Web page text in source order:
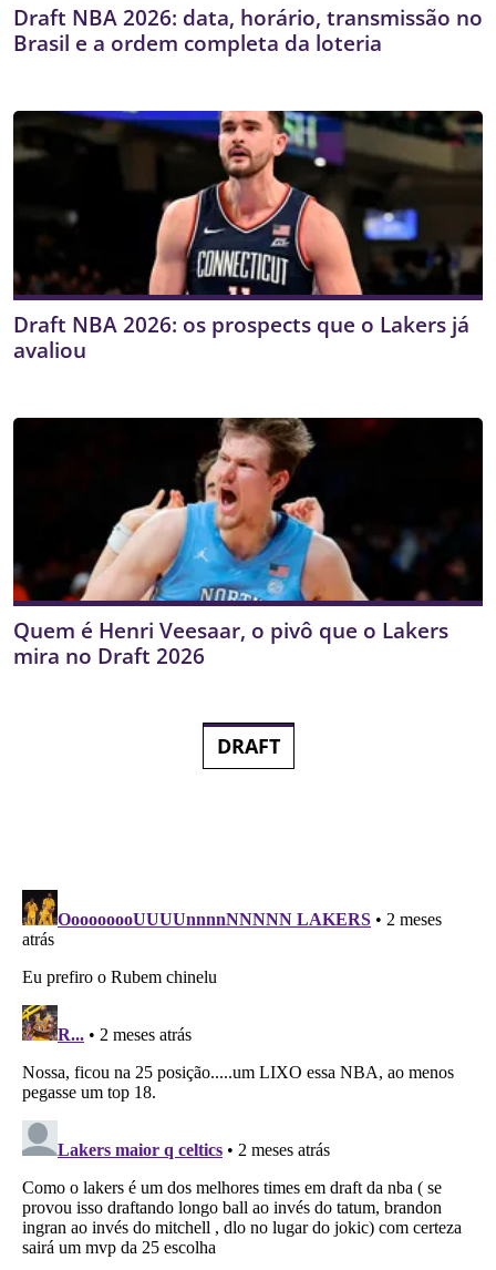
Draft NBA 2026: data, horário, transmissão no
Brasil e a ordem completa da loteria
Draft NBA 2026: os prospects que o Lakers já
avaliou
Quem é Henri Veesaar, o pivô que o Lakers
mira no Draft 2026
DRAFT